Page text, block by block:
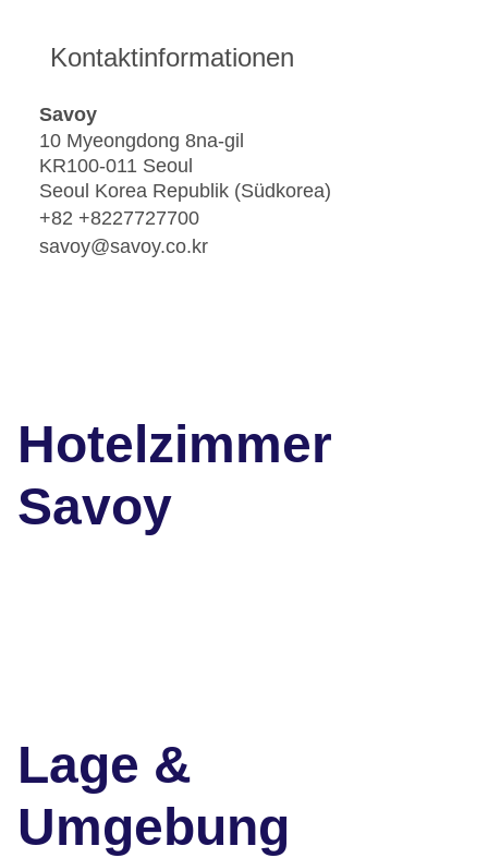
Kontaktinformationen
Savoy
10 Myeongdong 8na-gil
KR100-011 Seoul
Seoul Korea Republik (Südkorea)
+82 +8227727700
savoy@savoy.co.kr
Hotelzimmer
Savoy
Lage &
Umgebung